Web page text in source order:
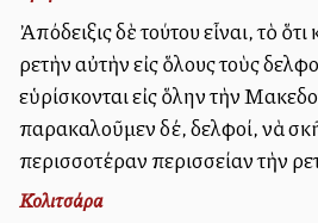
Ἀπόδειξις δὲ τούτου εἶναι, τὸ
ἀρετὴν αὐτὴν εἰς ὅλους τοὺς
εὑρίσκονται εἰς ὅλην τὴν
παρακαλοῦμεν δέ, ἀδελφοί, νὰ
περισσοτέραν περισσείαν τὴν
Κολιτσάρα